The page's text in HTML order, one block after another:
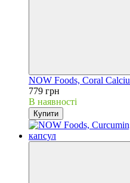
NOW Foods, Coral
779 грн
В наявності
Купити